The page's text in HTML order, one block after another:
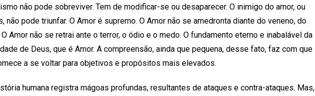
não pode sobreviver. Tem de modificar-se ou desaparecer. O inimigo do amor, ou
não pode triunfar. O Amor é supremo. O Amor não se amedronta diante do veneno, do
Amor não se retrai ante o terror, o ódio e o medo. O fundamento eterno e inabalável da
de Deus, que é Amor. A compreensão, ainda que pequena, desse fato, faz com que
a se voltar para objetivos e propósitos mais elevados.
humana registra mágoas profundas, resultantes de ataques e contra-ataques. Mas,